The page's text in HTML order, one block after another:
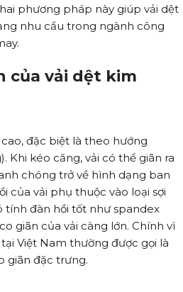
phương pháp này giúp vải dệt
nhu cầu trong ngành công
của vải dệt kim
đặc biệt là theo hướng
Khi kéo căng, vải có thể giãn ra
chóng trở về hình dạng ban
của vải phụ thuộc vào loại sợi
tính đàn hồi tốt như spandex
giãn của vải càng lớn. Chính vì
Việt Nam thường được gọi là
giãn đặc trưng.